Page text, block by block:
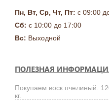
Пн, Вт, Ср, Чт, Пт: с 09:00
Сб: с 10:00 до 17:00
Вс: Выходной
ПОЛЕЗНАЯ
Покупаем воск пчелиный.
кг.